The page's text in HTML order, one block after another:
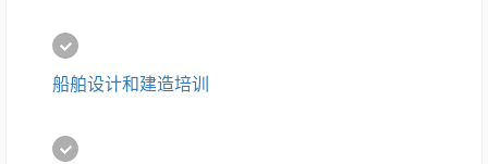
船舶设计和建造培训